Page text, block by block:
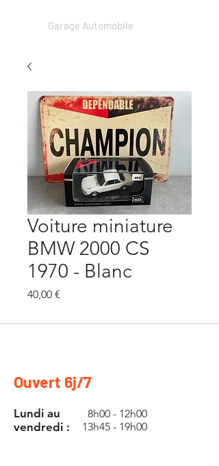
Garage Automobile
Voiture miniature
BMW 2000 CS
1970 - Blanc
40,00 €
Ouvert 6j/7
Lundi au
vendredi :
8h00 - 12h00
13h45 - 19h00